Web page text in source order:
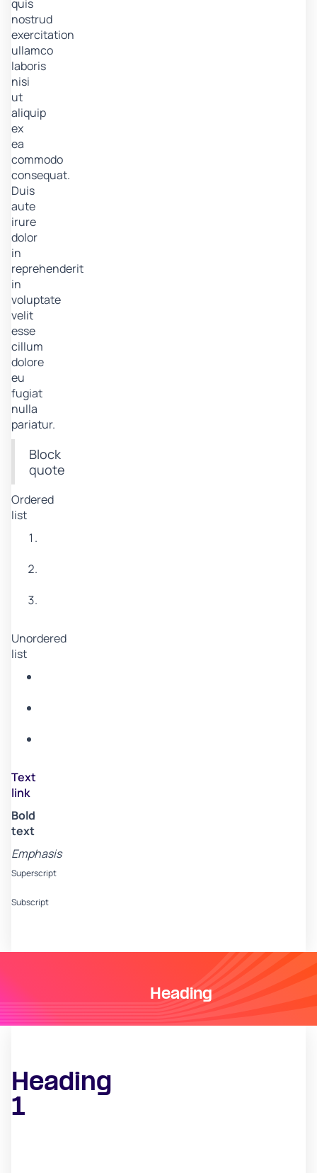
quis
nostrud
exercitation
ullamco
laboris
nisi
ut
aliquip
ex
ea
commodo
consequat.
Duis
aute
irure
dolor
in
reprehenderit
in
voluptate
velit
esse
cillum
dolore
eu
fugiat
nulla
pariatur.
Block
quote
Ordered
list
Unordered
list
Text
link
Bold
text
Emphasis
Superscript
Subscript
Heading
Heading
1